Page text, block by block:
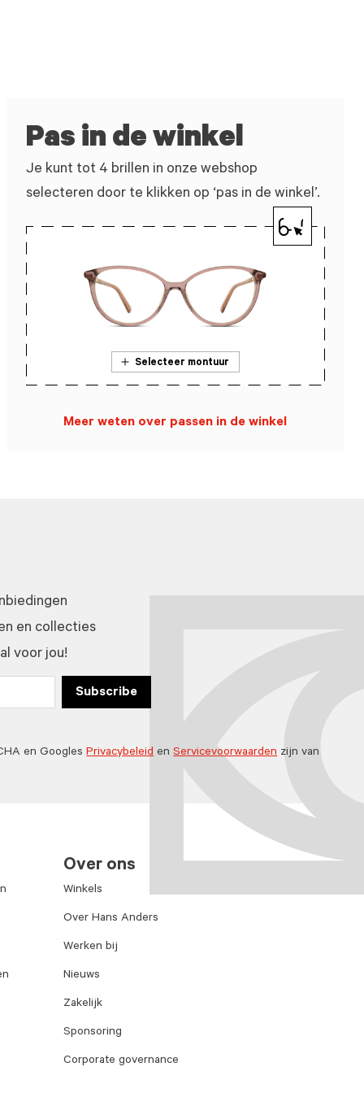
Pas in de winkel
Je kunt tot 4 brillen in onze webshop
selecteren door te klikken op ‘pas in de winkel’.
Selecteer montuur
Meer weten over passen in de winkel
en collecties
voor jou!
Subscribe
en GooglesPrivacybeleidenServicevoorwaardenzijn van
Over ons
Winkels
Over Hans Anders
Werken bij
Nieuws
Zakelijk
Sponsoring
Corporate governance